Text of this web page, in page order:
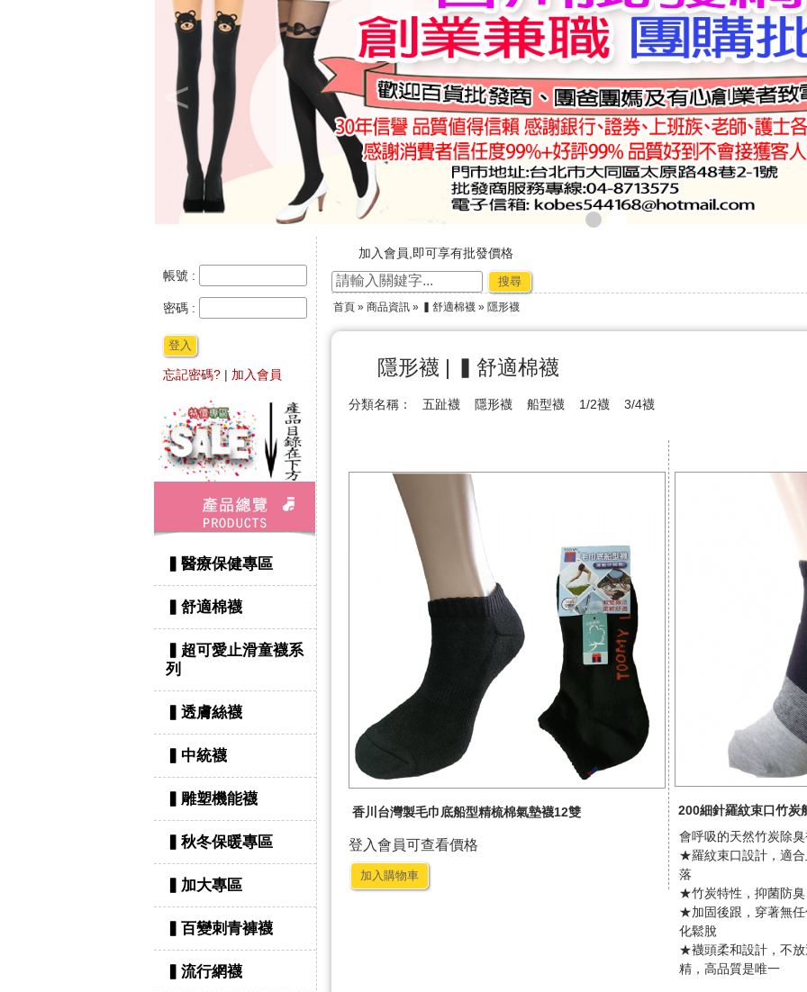
<
帳號 :
密碼 :
登入
忘記密碼? | 加入會員
▍醫療保健專區
▍舒適棉襪
▍超可愛止滑童襪系
列
▍透膚絲襪
▍中統襪
▍雕塑機能襪
▍秋冬保暖專區
▍加大專區
▍百變刺青褲襪
▍流行網襪
加入會員,即可享有批發價格
新官網，購物好輕鬆
☆ ★~廠商合作-專利技術~☆ ★
★★年節出貨公告★★
搜尋
首頁 » 商品資訊 » ▍舒適棉襪 » 隱形襪
隱形襪 | ▍舒適棉襪
分類名稱：五趾襪 隱形襪 船型襪 1/2襪 3/4襪
香川台灣製毛巾底船型精梳棉氣墊襪12雙
登入會員可查看價格
加入購物車
200細針羅紋束口竹炭
會呼吸的天然竹炭除
★羅紋束口設計，適
落
★竹炭特性，抑菌防
★加固後跟，穿著無
化鬆脫
★襪頭柔和設計，不
精，高品質是唯一